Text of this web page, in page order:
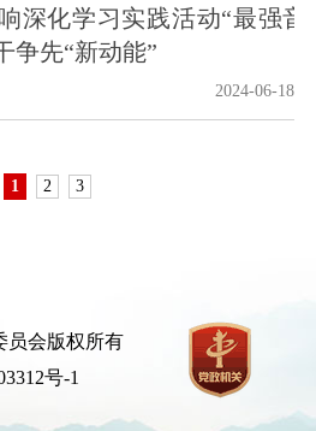
深化学习实践活动“最强音
争先“新动能”
2024-06-18
1 2 3
员会版权所有
号-1